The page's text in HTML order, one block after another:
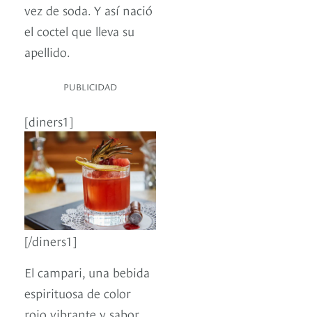
vez de soda. Y así nació
el coctel que lleva su
apellido.
PUBLICIDAD
[diners1]
[/diners1]
El campari, una bebida
espirituosa de color
rojo vibrante y sabor